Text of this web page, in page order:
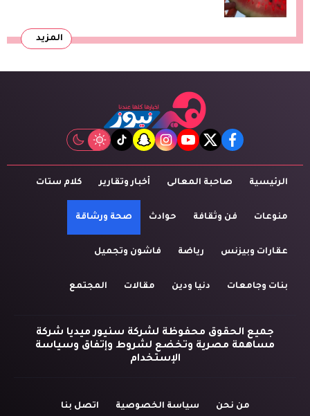
المزيد
facebook
twitter
youtube
instagram
snapchat
tiktok
الرئيسية صاحبة المعالى أخبار وتقارير كلام ستات
منوعات فن وثقافة حوادث صحة ورشاقة
عقارات وبيزنس رياضة فاشون وتجميل
بنات وجامعات دنيا ودين مقالات المجتمع
جميع الحقوق محفوظة لشركة سنيور ميديا شركة
مساهمة مصرية وتخضع لشروط وإتفاق وسياسة
الإستخدام
من نحن سياسة الخصوصية اتصل بنا